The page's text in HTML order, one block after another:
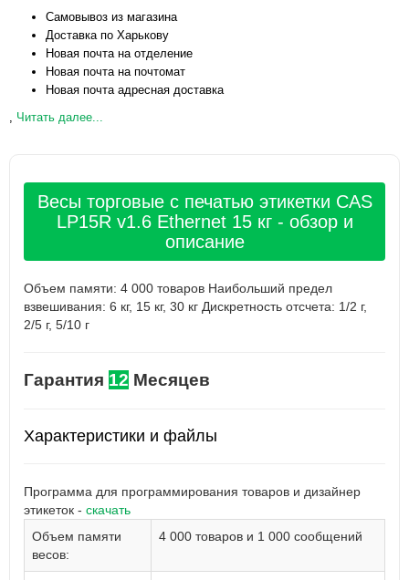
Самовывоз из магазина
Доставка по Харькову
Новая почта на отделение
Новая почта на почтомат
Новая почта адресная доставка
, Читать далее...
Весы торговые с печатью этикетки CAS
LP15R v1.6 Ethernet 15 кг - обзор и
описание
Объем памяти: 4 000 товаров Наибольший предел
взвешивания: 6 кг, 15 кг, 30 кг Дискретность отсчета: 1/2 г,
2/5 г, 5/10 г
Гарантия 12 Месяцев
Характеристики и файлы
Программа для программирования товаров и дизайнер
этикеток - скачать
Объем памяти
весов:
4 000 товаров и 1 000 сообщений